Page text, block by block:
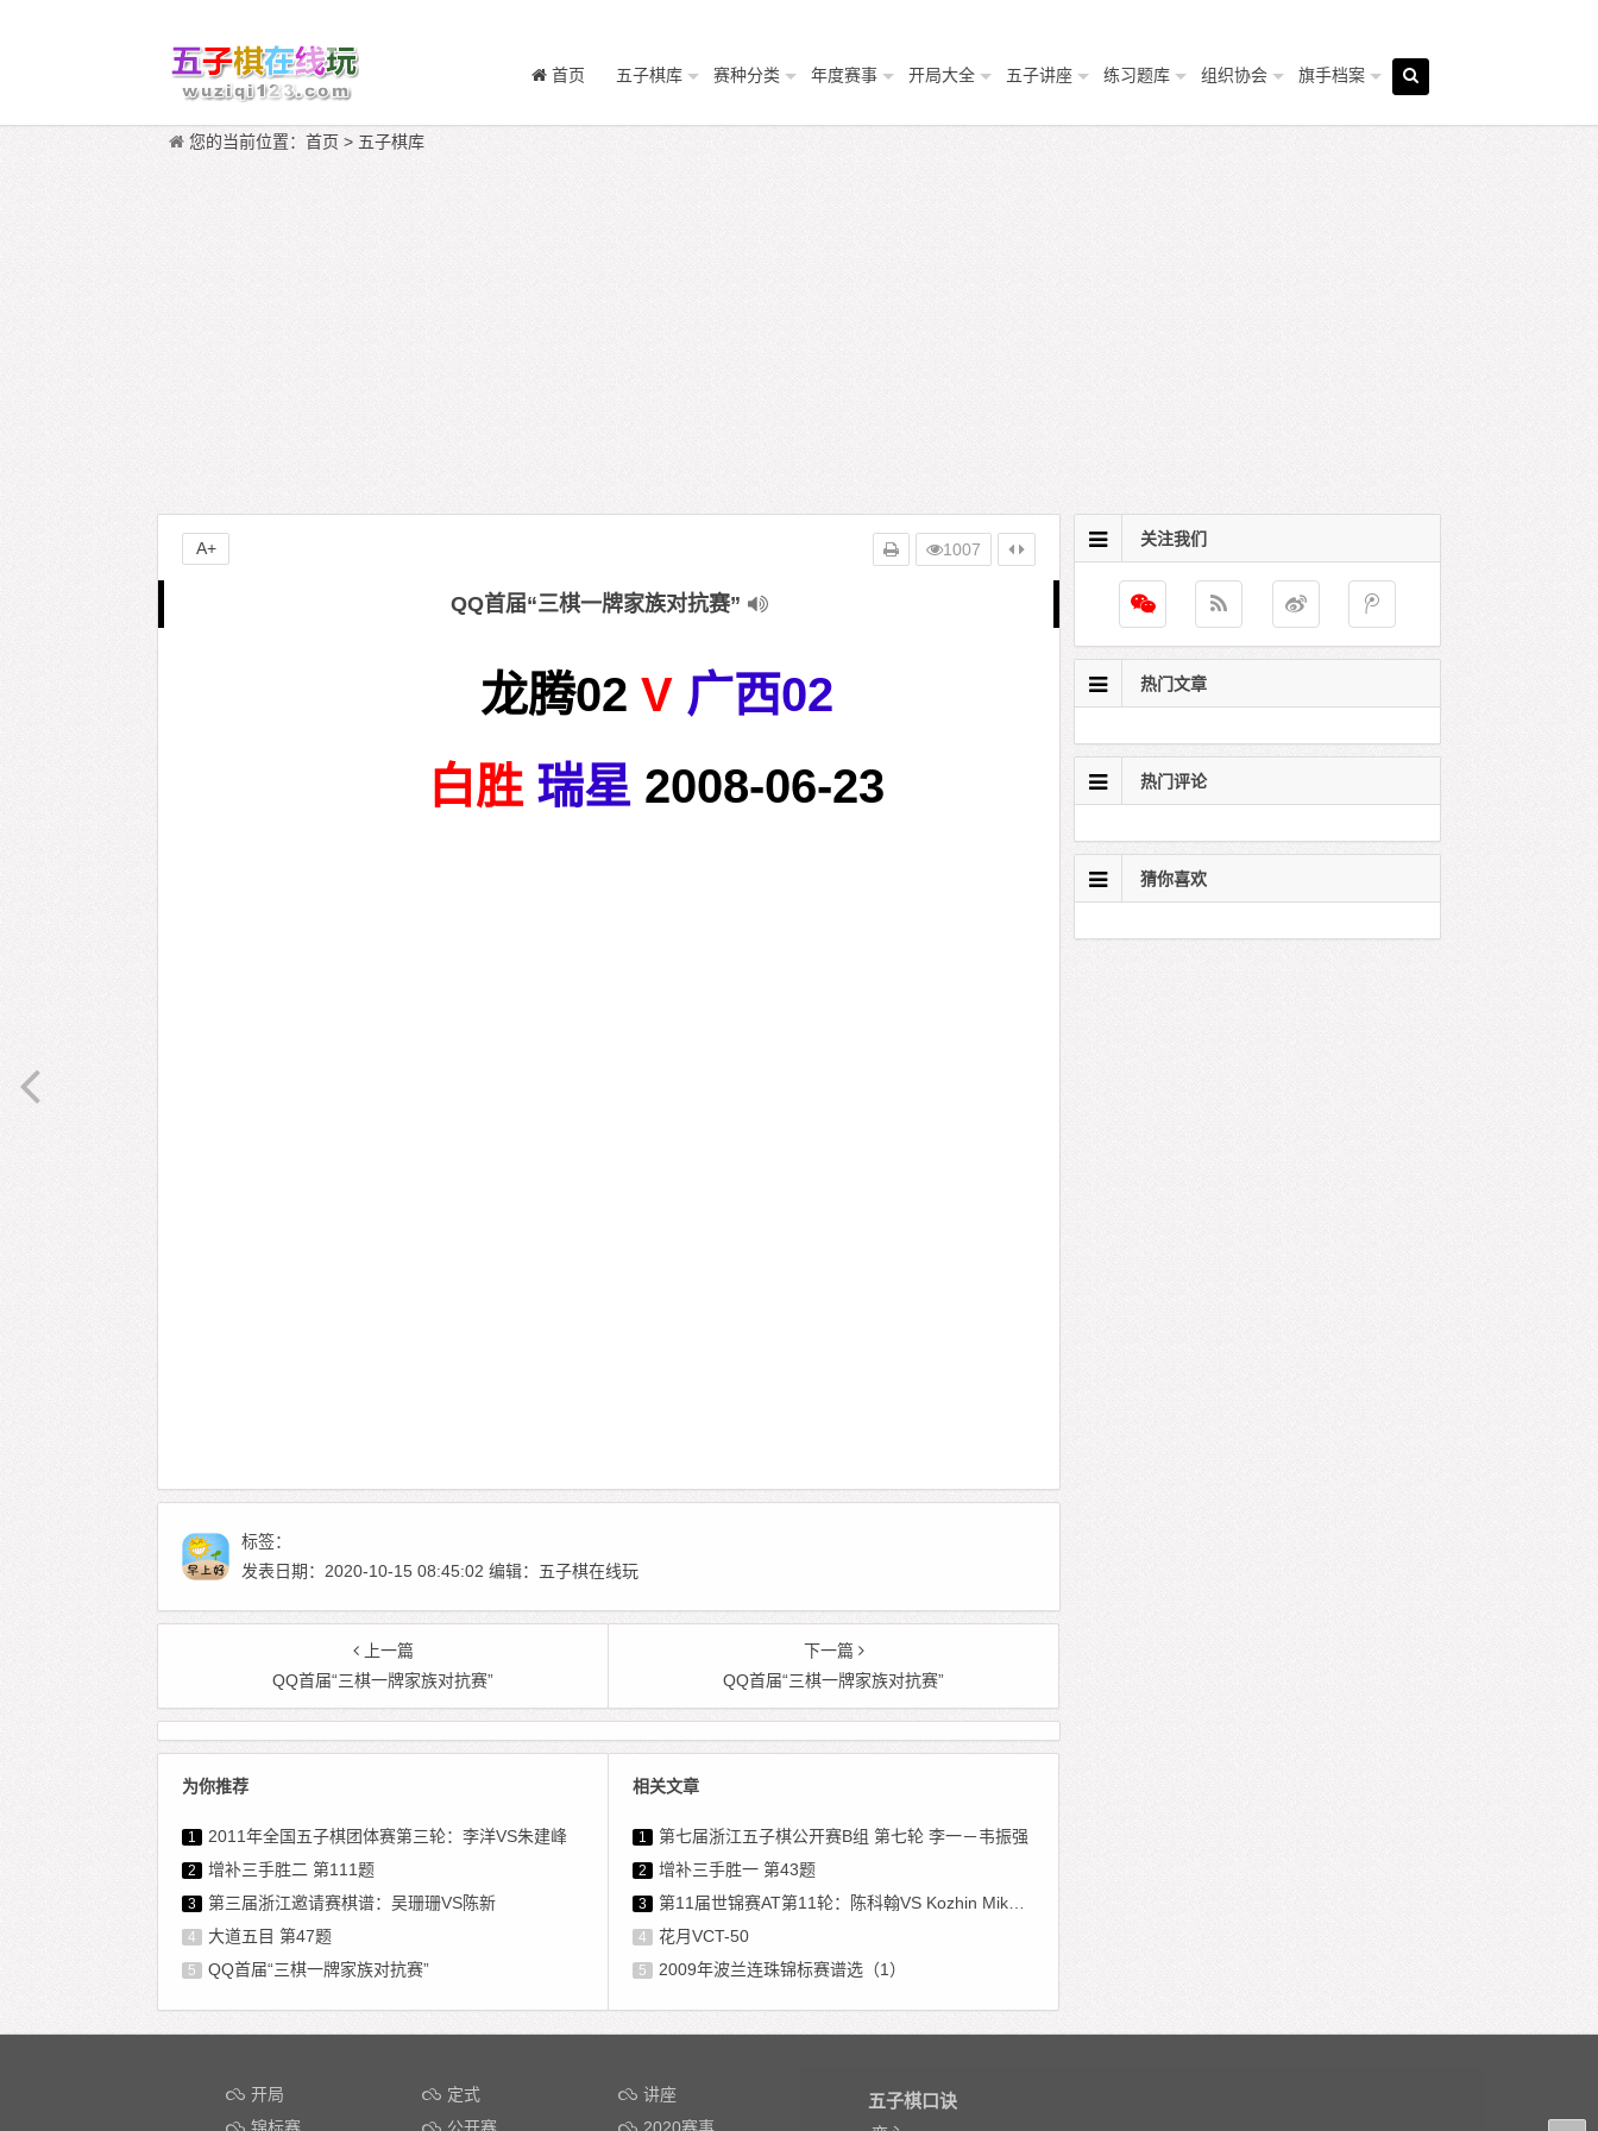
首页 五子棋库 赛种分类 年度赛事 开局大全 五子讲座 练习题库 组织协会 旗手档案
您的当前位置： 首页 > 五子棋库
QQ首届“三棋一牌家族对抗赛”
龙腾02 V 广西02
白胜 瑞星 2008-06-23
1007
A+
标签：
发表日期：2020-10-15 08:45:02 编辑：五子棋在线玩
上一篇
QQ首届“三棋一牌家族对抗赛”
下一篇
QQ首届“三棋一牌家族对抗赛”
为你推荐
1 2011年全国五子棋团体赛第三轮：李洋VS朱建峰
2 增补三手胜二 第111题
3 第三届浙江邀请赛棋谱：吴珊珊VS陈新
4 大道五目 第47题
5 QQ首届“三棋一牌家族对抗赛”
相关文章
1 第七届浙江五子棋公开赛B组 第七轮 李一－韦振强
2 增补三手胜一 第43题
3 第11届世锦赛AT第11轮：陈科翰VS Kozhin Mikhail
4 花月VCT-50
5 2009年波兰连珠锦标赛谱选（1）
关注我们
热门文章
热门评论
猜你喜欢
开局 定式
讲座
五子棋口诀